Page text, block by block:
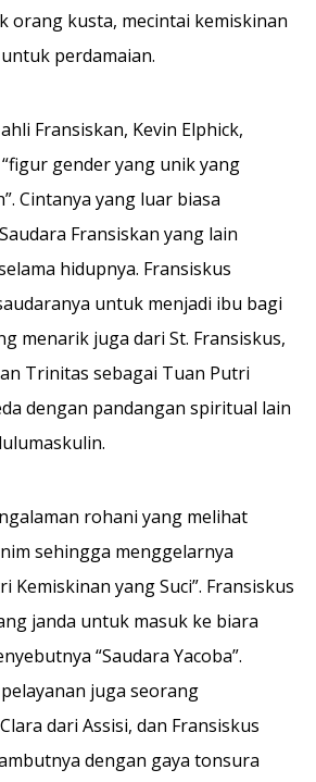
orang kusta, mecintai kemiskinan
perdamaian.
Fransiskan, Kevin Elphick,
gender yang unik yang
Cintanya yang luar biasa
Fransiskan yang lain
hidupnya. Fransiskus
untuk menjadi ibu bagi
menarik juga dari St. Fransiskus,
Trinitas sebagai Tuan Putri
dengan pandangan spiritual lain
rohani yang melihat
sehingga menggelarnya
Kemiskinan yang Suci”. Fransiskus
janda untuk masuk ke biara
“Saudara Yacoba”.
juga seorang
dari Assisi, dan Fransiskus
dengan gaya tonsura